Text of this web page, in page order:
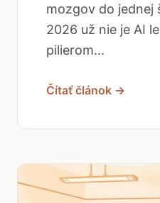
mozgov do jednej
2026 už nie je AI
pilierom...
Čítať článok →